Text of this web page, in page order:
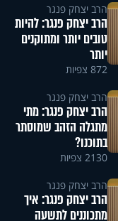
הרב יצחק פנגר
הרב יצחק פנגר: להיות
טובים יותר ומתוקנים
יותר
872 צפיות
הרב יצחק פנגר
הרב יצחק פנגר: מתי
מתגלה הזהב שמוסתר
בתוכנו?
2130 צפיות
הרב יצחק פנגר
הרב יצחק פנגר: איך
מתכוננים לתשעה